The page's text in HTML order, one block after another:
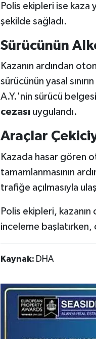
Polis ekipleri ise kaza
şekilde sağladı.
Sürücünün
Kazanın ardından
sürücünün yasal
A.Y.'nin sürücü
cezasıuygulandı.
Araçlar
Kazada hasar gören
tamamlanmasının
trafiğe açılmasıyla
Polis ekipleri,
inceleme
Kaynak: DHA